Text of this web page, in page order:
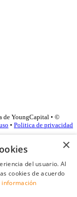
de YoungCapital • ©
• Politica de privacidad
×
del usuario. Al
cookies de acuerdo
información